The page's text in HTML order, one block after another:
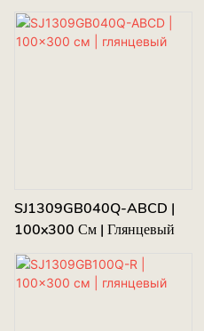
SJ1309GB040Q-ABCD |
100x300 См | Глянцевый